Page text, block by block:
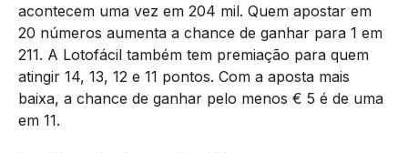
acontecem uma vez em 204 mil. Quem apostar em
20 números aumenta a chance de ganhar para 1 em
211. A Lotofácil também tem premiação para quem
atingir 14, 13, 12 e 11 pontos. Com a aposta mais
baixa, a chance de ganhar pelo menos € 5 é de uma
em 11.